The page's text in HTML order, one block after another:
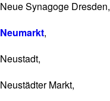
Neue Synagoge Dresden,
Neumarkt,
Neustadt,
Neustädter Markt,